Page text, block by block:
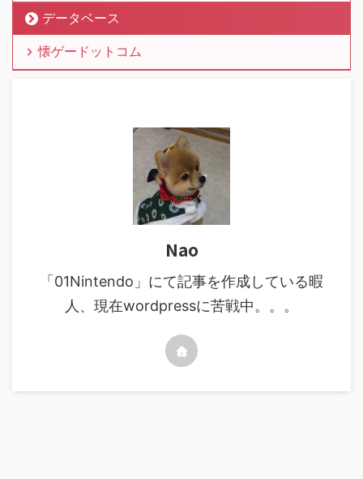
データベース
懐ゲードットコム
Nao
「01Nintendo」にて記事を作成している暇
人、現在wordpressに苦戦中。。。